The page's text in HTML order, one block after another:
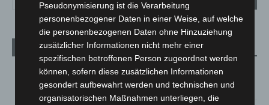
Aktuelle Beiträge
M’era Luna 2026: 25.000 Fans feiern in Hildesheim
10. August 2026
Pseudonymisierung ist die Verarbeitung
personenbezogener Daten in einer Weise, auf welche
die personenbezogenen Daten ohne Hinzuziehung
zusätzlicher Informationen nicht mehr einer
spezifischen betroffenen Person zugeordnet werden
können, sofern diese zusätzlichen Informationen
gesondert aufbewahrt werden und technischen und
organisatorischen Maßnahmen unterliegen, die